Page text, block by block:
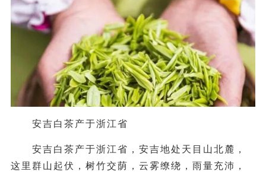
安吉白茶产于浙江省
安吉白茶产于浙江省，安吉地处天目山北麓，
这里群山起伏，树竹交荫，云雾缭绕，雨量充沛，